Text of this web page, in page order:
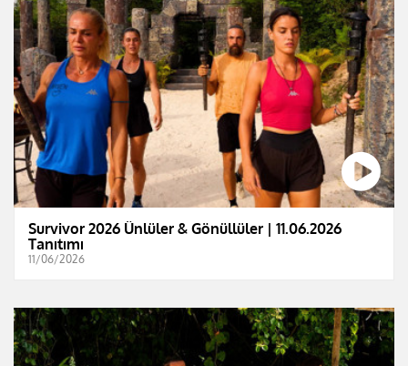
Survivor 2026 Ünlüler & Gönüllüler | 11.06.2026
Tanıtımı
11/06/2026